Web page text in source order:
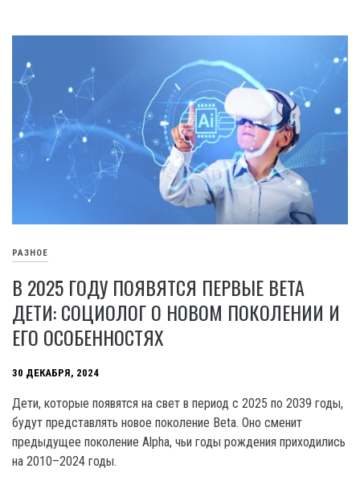
РАЗНОЕ
В 2025 ГОДУ ПОЯВЯТСЯ ПЕРВЫЕ BETA
ДЕТИ: СОЦИОЛОГ О НОВОМ ПОКОЛЕНИИ И
ЕГО ОСОБЕННОСТЯХ
30 ДЕКАБРЯ, 2024
Дети, которые появятся на свет в период с 2025 по 2039 годы,
будут представлять новое поколение Beta. Оно сменит
предыдущее поколение Alpha, чьи годы рождения приходились
на 2010–2024 годы.